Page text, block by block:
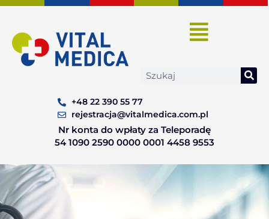
Skip
content
Search
+48 22 390 55 77
rejestracja@vitalmedica.com.pl
Nr konta do wpłaty za Teleporadę
54 1090 2590 0000 0001 4458 9553